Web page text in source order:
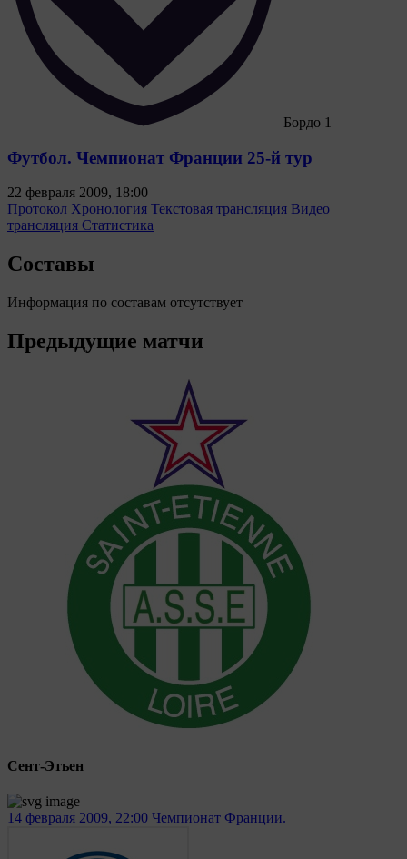
Бордо 1
Футбол. Чемпионат Франции 25-й тур
22 февраля 2009, 18:00
Протокол Хронология Текстовая трансляция Видео
трансляция Статистика
Составы
Информация по составам отсутствует
Предыдущие матчи
Сент-Этьен
14 февраля 2009, 22:00 Чемпионат Франции.